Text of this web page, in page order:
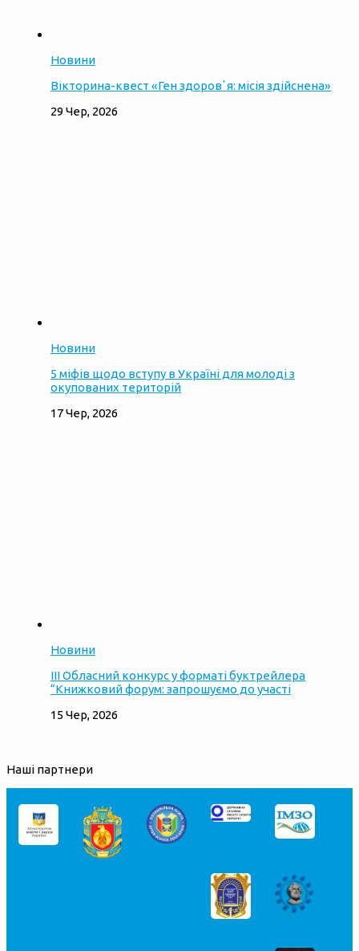
Новини
Вікторина-квест «Ген здоровʼя: місія здійснена»
29 Чер, 2026
Новини
5 міфів щодо вступу в Україні для молоді з
окупованих територій
17 Чер, 2026
Новини
ІІІ Обласний конкурс у форматі буктрейлера
“Книжковий форум: запрошуємо до участі
15 Чер, 2026
Наші партнери